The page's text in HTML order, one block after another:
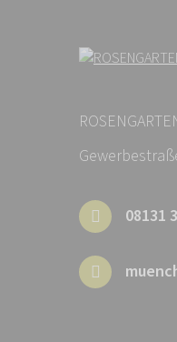
08131